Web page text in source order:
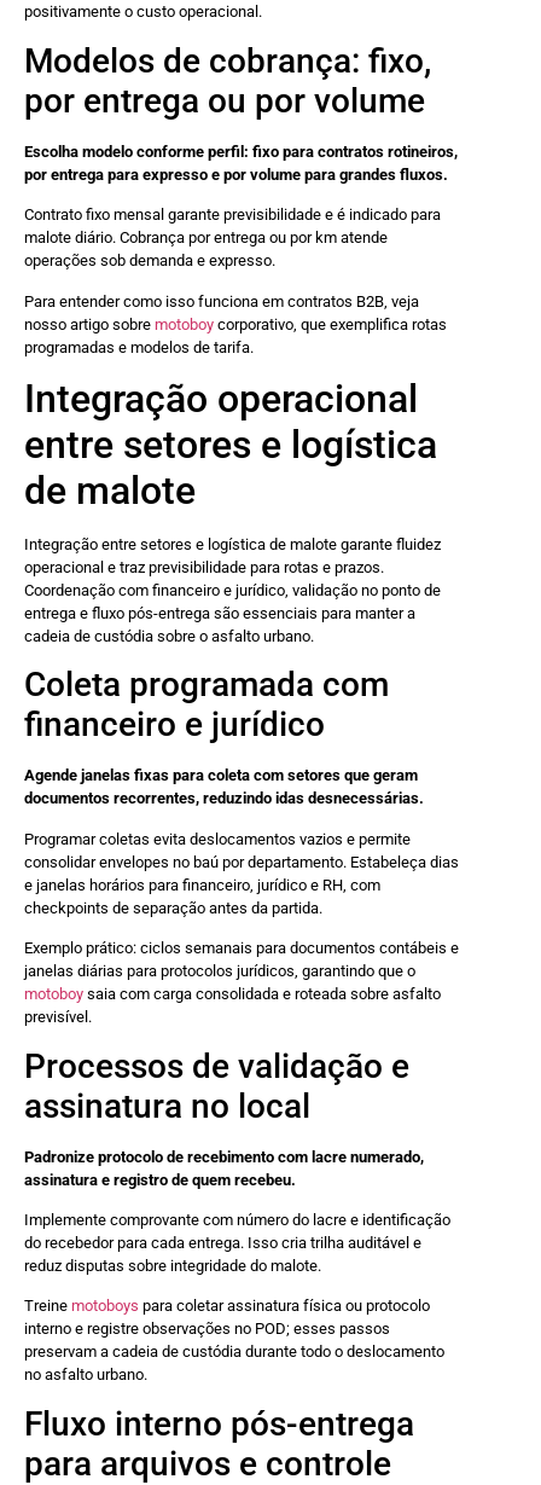
positivamente o custo operacional.
Modelos de cobrança: fixo,
por entrega ou por volume
Escolha modelo conforme perfil: fixo para contratos rotineiros,
por entrega para expresso e por volume para grandes fluxos.
Contrato fixo mensal garante previsibilidade e é indicado para
malote diário. Cobrança por entrega ou por km atende
operações sob demanda e expresso.
Para entender como isso funciona em contratos B2B, veja
nosso artigo sobre motoboy corporativo, que exemplifica rotas
programadas e modelos de tarifa.
Integração operacional
entre setores e logística
de malote
Integração entre setores e logística de malote garante fluidez
operacional e traz previsibilidade para rotas e prazos.
Coordenação com financeiro e jurídico, validação no ponto de
entrega e fluxo pós-entrega são essenciais para manter a
cadeia de custódia sobre o asfalto urbano.
Coleta programada com
financeiro e jurídico
Agende janelas fixas para coleta com setores que geram
documentos recorrentes, reduzindo idas desnecessárias.
Programar coletas evita deslocamentos vazios e permite
consolidar envelopes no baú por departamento. Estabeleça dias
e janelas horários para financeiro, jurídico e RH, com
checkpoints de separação antes da partida.
Exemplo prático: ciclos semanais para documentos contábeis e
janelas diárias para protocolos jurídicos, garantindo que o
motoboy saia com carga consolidada e roteada sobre asfalto
previsível.
Processos de validação e
assinatura no local
Padronize protocolo de recebimento com lacre numerado,
assinatura e registro de quem recebeu.
Implemente comprovante com número do lacre e identificação
do recebedor para cada entrega. Isso cria trilha auditável e
reduz disputas sobre integridade do malote.
Treine motoboys para coletar assinatura física ou protocolo
interno e registre observações no POD; esses passos
preservam a cadeia de custódia durante todo o deslocamento
no asfalto urbano.
Fluxo interno pós-entrega
para arquivos e controle